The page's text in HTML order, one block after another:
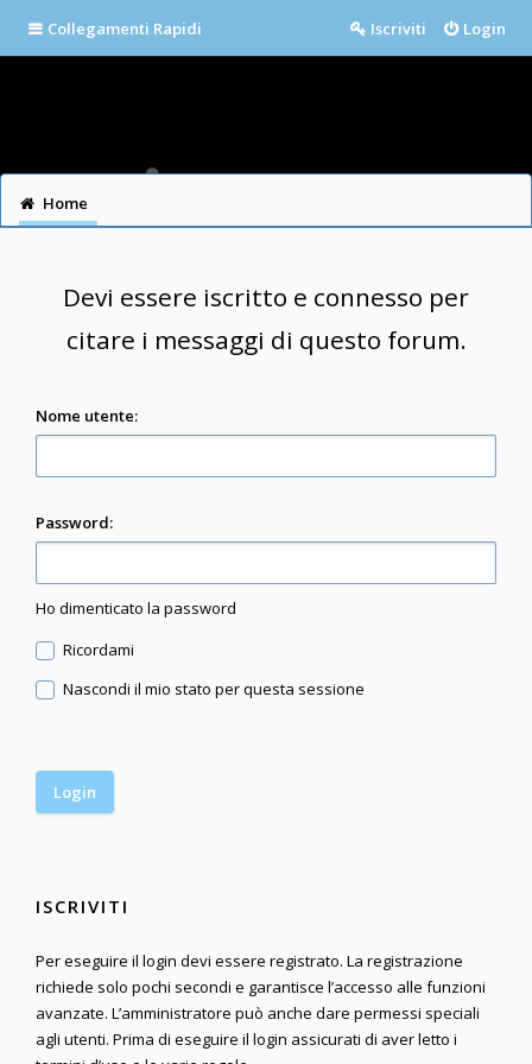
Collegamenti Rapidi Login
Iscriviti
Home
Devi essere iscritto e connesso per
citare i messaggi di questo forum.
Nome utente:
Password:
Ho dimenticato la password
Ricordami
Nascondi il mio stato per questa sessione
ISCRIVITI
Per eseguire il login devi essere registrato. La registrazione
richiede solo pochi secondi e garantisce l’accesso alle funzioni
avanzate. L’amministratore può anche dare permessi speciali
agli utenti. Prima di eseguire il login assicurati di aver letto i